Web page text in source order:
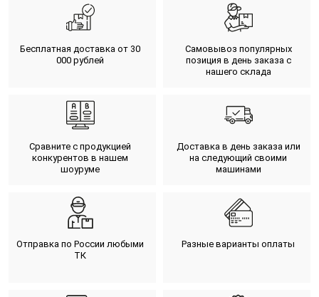
Бесплатная доставка от 30
000 рублей
Самовывоз популярных
позиция в день заказа с
нашего склада
Сравните с продукцией
конкурентов в нашем
шоуруме
Доставка в день заказа или
на следующий своими
машинами
Отправка по России любыми
ТК
Разные варианты оплаты